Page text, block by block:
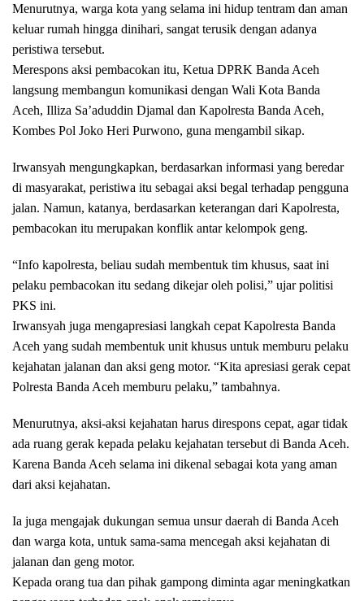
Menurutnya, warga kota yang selama ini hidup tentram dan aman
keluar rumah hingga dinihari, sangat terusik dengan adanya
peristiwa tersebut.
Merespons aksi pembacokan itu, Ketua DPRK Banda Aceh
langsung membangun komunikasi dengan Wali Kota Banda
Aceh, Illiza Sa’aduddin Djamal dan Kapolresta Banda Aceh,
Kombes Pol Joko Heri Purwono, guna mengambil sikap.
Irwansyah mengungkapkan, berdasarkan informasi yang beredar
di masyarakat, peristiwa itu sebagai aksi begal terhadap pengguna
jalan. Namun, katanya, berdasarkan keterangan dari Kapolresta,
pembacokan itu merupakan konflik antar kelompok geng.
“Info kapolresta, beliau sudah membentuk tim khusus, saat ini
pelaku pembacokan itu sedang dikejar oleh polisi,” ujar politisi
PKS ini.
Irwansyah juga mengapresiasi langkah cepat Kapolresta Banda
Aceh yang sudah membentuk unit khusus untuk memburu pelaku
kejahatan jalanan dan aksi geng motor. “Kita apresiasi gerak cepat
Polresta Banda Aceh memburu pelaku,” tambahnya.
Menurutnya, aksi-aksi kejahatan harus direspons cepat, agar tidak
ada ruang gerak kepada pelaku kejahatan tersebut di Banda Aceh.
Karena Banda Aceh selama ini dikenal sebagai kota yang aman
dari aksi kejahatan.
Ia juga mengajak dukungan semua unsur daerah di Banda Aceh
dan warga kota, untuk sama-sama mencegah aksi kejahatan di
jalanan dan geng motor.
Kepada orang tua dan pihak gampong diminta agar meningkatkan